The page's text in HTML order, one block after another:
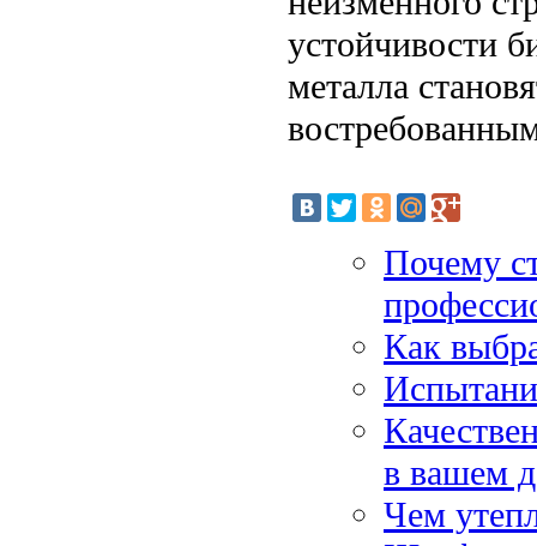
устойчивости
металла
Почему
Как
в вашем
Чем